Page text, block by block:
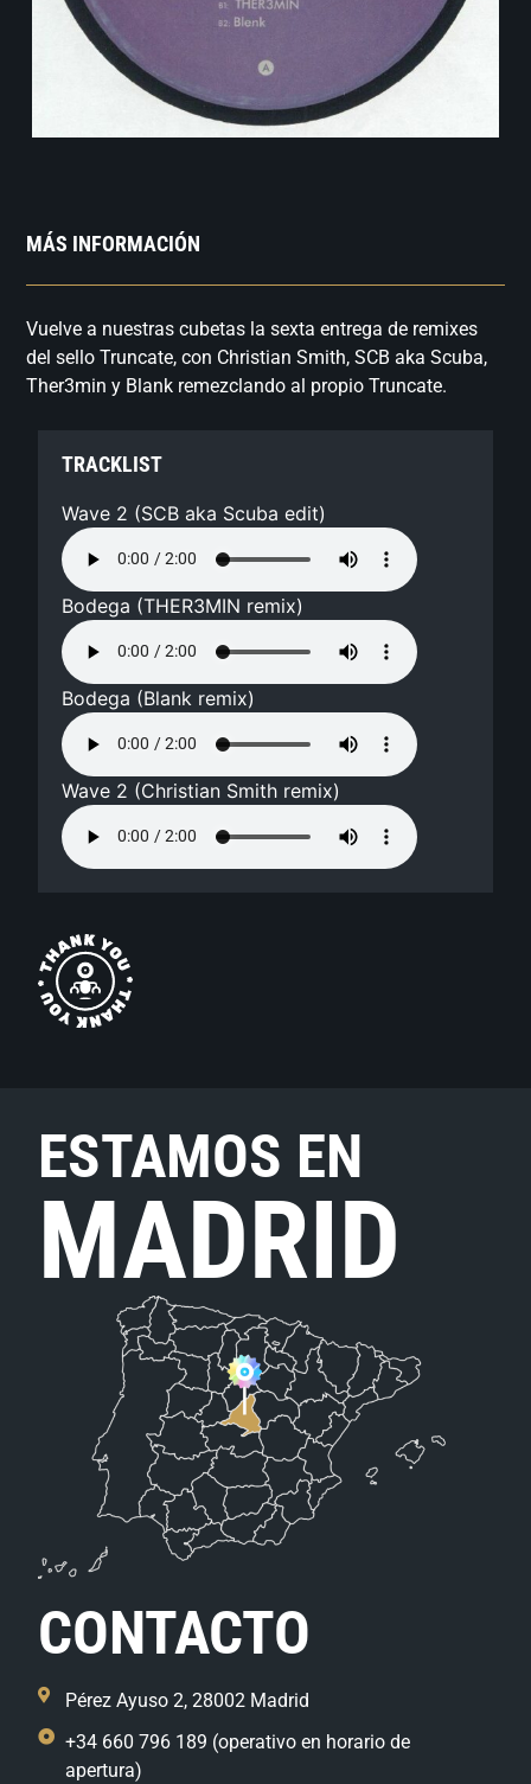
MÁS INFORMACIÓN
Vuelve a nuestras cubetas la sexta entrega de remixes
del sello Truncate, con Christian Smith, SCB aka Scuba,
Ther3min y Blank remezclando al propio Truncate.
TRACKLIST
Wave 2 (SCB aka Scuba edit)
Bodega (THER3MIN remix)
Bodega (Blank remix)
Wave 2 (Christian Smith remix)
ESTAMOS EN
MADRID
CONTACTO
Pérez Ayuso 2, 28002 Madrid
+34 660 796 189 (operativo en horario de
apertura)